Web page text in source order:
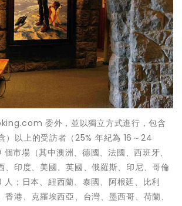
委外，並以獨立方式進行，包含
）以上的受訪者（25% 年紀為 16～24
市場（其中澳洲、德國、法國、西班牙、
、印度、美國、英國、俄羅斯、印尼、哥倫
人；日本、紐西蘭、泰國、阿根廷、比利
港、克羅埃西亞、台灣、墨西哥、荷蘭、